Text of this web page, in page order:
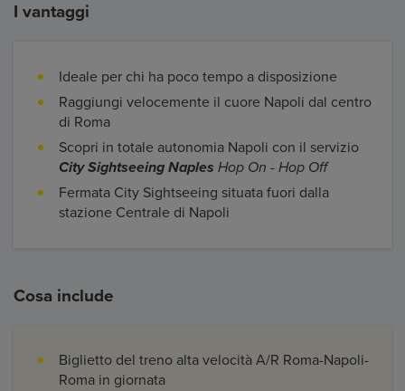
I vantaggi
Ideale per chi ha poco tempo a disposizione
Raggiungi velocemente il cuore Napoli dal centro
di Roma
Scopri in totale autonomia Napoli con il servizio
City Sightseeing Naples Hop On - Hop Off
Fermata City Sightseeing situata fuori dalla
stazione Centrale di Napoli
Cosa include
Biglietto del treno alta velocità A/R Roma-Napoli-
Roma in giornata